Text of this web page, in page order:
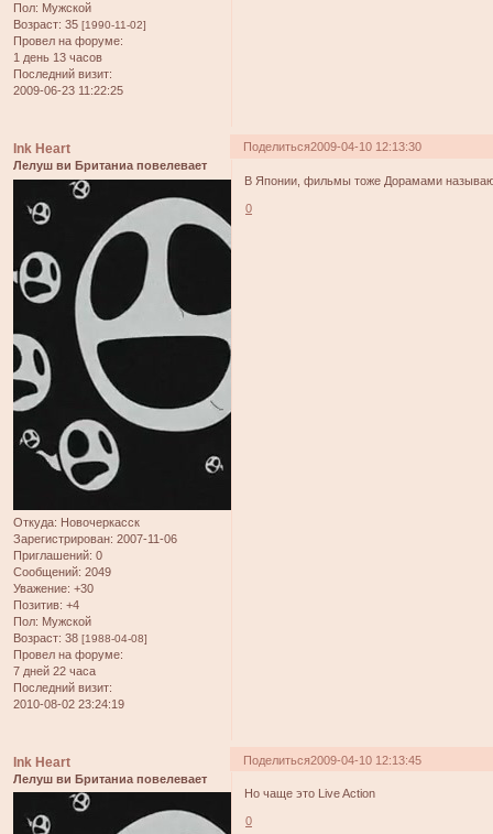
Пол: Мужской
Возраст: 35 [1990-11-02]
Провел на форуме:
1 день 13 часов
Последний визит:
2009-06-23 11:22:25
Поделиться2009-04-10 12:13:30
Ink Heart
Лелуш ви Британиа повелевает
Откуда: Новочеркасск
Зарегистрирован: 2007-11-06
Приглашений: 0
Сообщений: 2049
Уважение: +30
Позитив: +4
Пол: Мужской
Возраст: 38 [1988-04-08]
Провел на форуме:
7 дней 22 часа
Последний визит:
2010-08-02 23:24:19
В Японии, фильмы тоже Дорамами
0
Поделиться2009-04-10 12:13:45
Ink Heart
Лелуш ви Британиа повелевает
Но чаще это Live Action
0